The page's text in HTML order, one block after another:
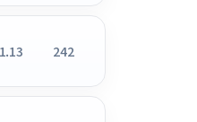
242